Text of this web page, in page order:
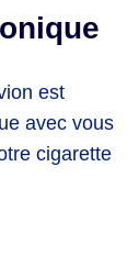
est
avec vous
cigarette